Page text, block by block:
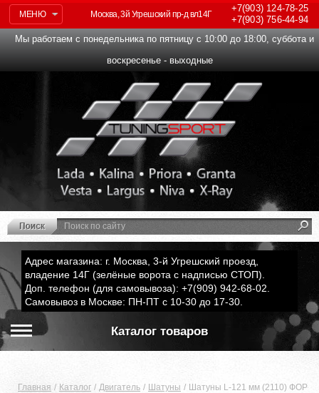
МЕНЮ
+7(903)124-78-25
+7(903)756-44-94
Москва, 3й Угрешский пр-д вл14Г
Мы работаем с понедельника по пятницу с 10:00 до 18:00, суббота и
воскресенье - выходные
Адрес магазина: г. Москва, 3-й Угрешский проезд,
владение 14Г (зелёные ворота с надписью СТОП).
Доп. телефон (для самовывоза): +7(909) 942-68-02.
Самовывоз в Москве: ПН-ПТ с 10-30 до 17-30.
Каталог товаров
Главная Каталог Двигатель Шатуны Шатуны L-121 мм (2110) ФОР-